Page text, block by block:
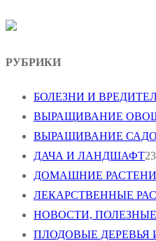
РУБРИКИ
БОЛЕЗНИ И
ВЫРАЩИВАНИЕ
ВЫРАЩИВАНИЕ
ДАЧА И ЛАНДШАФТ
ДОМАШНИЕ
ЛЕКАРСТВЕННЫЕ
НОВОСТИ,
ПЛОДОВЫЕ ДЕРЕВЬЯ